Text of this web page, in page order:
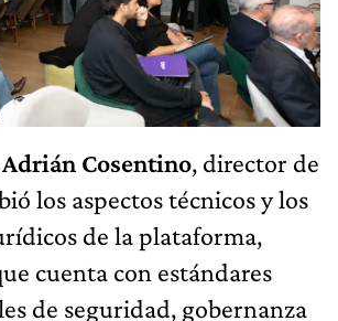
Adrián Cosentino, director de
los aspectos técnicos y los
de la plataforma,
cuenta con estándares
de seguridad, gobernanza